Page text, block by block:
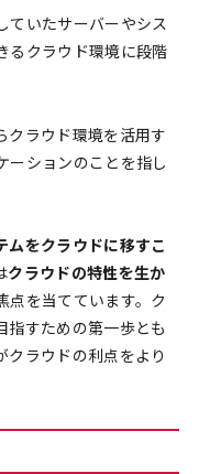
ていたサーバーやシス
るクラウド環境に段階
クラウド環境を活用す
ーションのことを指し
ムをクラウドに移すこ
クラウドの特性を生か
点を当てています。ク
指すための第一歩とも
クラウドの利点をより